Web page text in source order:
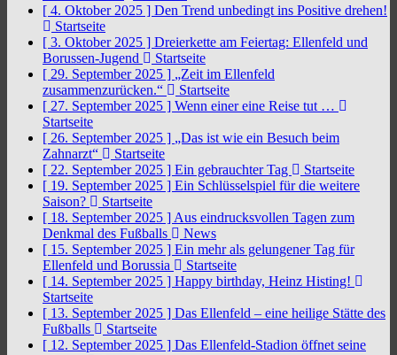
[ 4. Oktober 2025 ] Den Trend unbedingt ins Positive drehen!
Startseite
[ 3. Oktober 2025 ] Dreierkette am Feiertag: Ellenfeld und
Borussen-Jugend
Startseite
[ 29. September 2025 ] „Zeit im Ellenfeld
zusammenzurücken.“
Startseite
[ 27. September 2025 ] Wenn einer eine Reise tut …
Startseite
[ 26. September 2025 ] „Das ist wie ein Besuch beim
Zahnarzt“
Startseite
[ 22. September 2025 ] Ein gebrauchter Tag
Startseite
[ 19. September 2025 ] Ein Schlüsselspiel für die weitere
Saison?
Startseite
[ 18. September 2025 ] Aus eindrucksvollen Tagen zum
Denkmal des Fußballs
News
[ 15. September 2025 ] Ein mehr als gelungener Tag für
Ellenfeld und Borussia
Startseite
[ 14. September 2025 ] Happy birthday, Heinz Histing!
Startseite
[ 13. September 2025 ] Das Ellenfeld – eine heilige Stätte des
Fußballs
Startseite
[ 12. September 2025 ] Das Ellenfeld-Stadion öffnet seine